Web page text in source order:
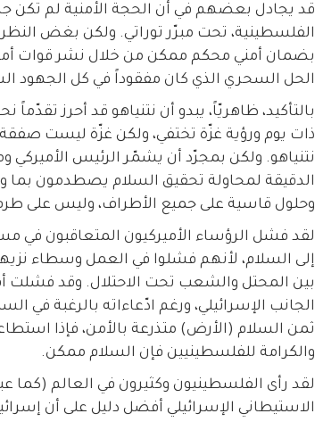
قد يجادل بعضهم في أن الحجة الأمنية لم تكن
الفلسطينية، تحت مبرّر توراتي. ولكن بغض النظر
بضمان أمني محكم ممكن من خلال نشر قوات
الحل السحري الذي كان مفقوداً في كل الجهود
بالتأكيد، ظاهريّاً، يبدو أن نتنياهو قد أحرز
ذات يوم ورؤية غزّة تختفي، ولكن غزّة ليست
نتنياهو. ولكن بمجرّد أن يشمّر الرئيس
الدقيقة لمحاولة تحقيق السلام يصطدمون بما
وحلول قاسية على جميع الأطراف، وليس على
لقد فشل الرؤساء الأميركيون المتعاقبون في
إلى السلام، لأنهم فشلوا في العمل وسطاء
بين المحتل والشعب تحت الاحتلال. وقد فشلت
الجانب الإسرائيلي، ورغم ادّعاءاته بالرغبة في
ثمن السلام (الأرض) متذرعة بالأمن، فإذا
والكرامة للفلسطينيين فإن السلام ممكن.
لقد رأى الفلسطينيون وكثيرون في العالم
الاستيطاني الإسرائيلي أفضل دليل على أن